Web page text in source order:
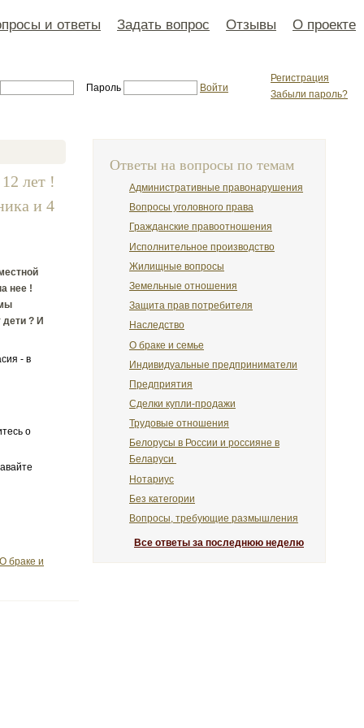
и ответы Задать вопрос Отзывы О проекте
Регистрация
Забыли пароль?
Пароль Войти
лет !
и 4
нее !
? И
- в
о
О браке и
Ответы на вопросы по темам
Административные правонарушения
Вопросы уголовного права
Гражданские правоотношения
Исполнительное производство
Жилищные вопросы
Земельные отношения
Защита прав потребителя
Наследство
О браке и семье
Индивидуальные предприниматели
Предприятия
Сделки купли-продажи
Трудовые отношения
Белорусы в России и россияне в
Беларуси
Нотариус
Без категории
Вопросы, требующие размышления
Все ответы за последнюю неделю